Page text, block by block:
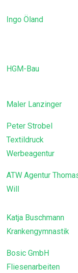
Ingo Öland
HGM-Bau
Maler Lanzinger
Peter Strobel
Textildruck
Werbeagentur
ATW Agentur
Will
Katja Buschmann
Krankengymnastik
Bosic GmbH
Fliesenarbeiten